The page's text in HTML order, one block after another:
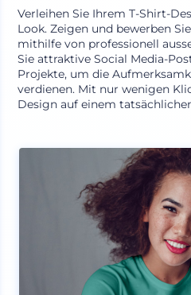
Verleihen Sie Ihrem T-Shirt-
Look. Zeigen und bewerben
mithilfe von professionell
Sie attraktive Social Media-
Projekte, um die
verdienen. Mit nur wenigen
Design auf einem